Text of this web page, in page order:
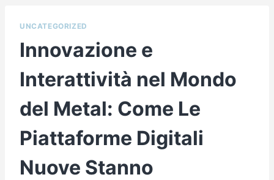
UNCATEGORIZED
Innovazione e
Interattività nel Mondo
del Metal: Come Le
Piattaforme Digitali
Nuove Stanno